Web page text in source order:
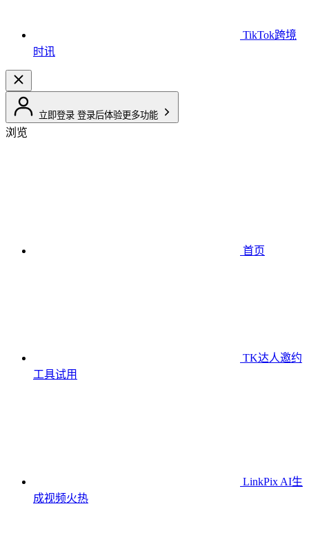
TikTok跨境
时讯
立即登录 登录后体验更多功能
浏览
首页
TK达人邀约
工具试用
LinkPix AI生
成视频火热